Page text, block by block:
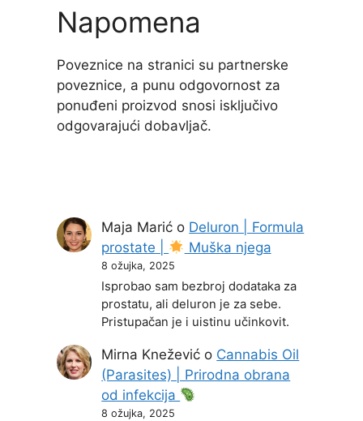
Napomena
Poveznice na stranici su partnerske
poveznice, a punu odgovornost za
ponuđeni proizvod snosi isključivo
odgovarajući dobavljač.
Maja Marić o Deluron | Formula
prostate |
Muška njega
8 ožujka, 2025
Isprobao sam bezbroj dodataka za
prostatu, ali deluron je za sebe.
Pristupačan je i uistinu učinkovit.
Mirna Knežević o Cannabis Oil
(Parasites) | Prirodna obrana
od infekcija
8 ožujka, 2025